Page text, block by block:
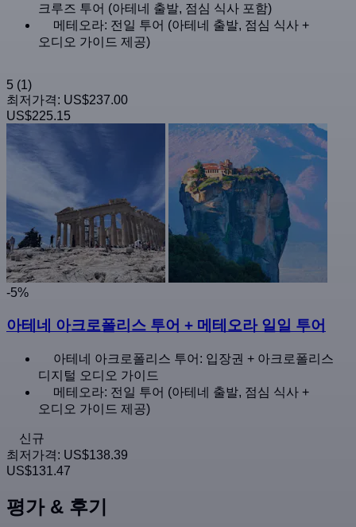
크루즈 투어 (아테네 출발, 점심 식사 포함)
메테오라: 전일 투어 (아테네 출발, 점심 식사 +
오디오 가이드 제공)
5 (1)
최저가격: US$237.00
US$225.15
-5%
아테네 아크로폴리스 투어 + 메테오라 일일 투어
아테네 아크로폴리스 투어: 입장권 + 아크로폴리스
디지털 오디오 가이드
메테오라: 전일 투어 (아테네 출발, 점심 식사 +
오디오 가이드 제공)
신규
최저가격: US$138.39
US$131.47
평가 & 후기